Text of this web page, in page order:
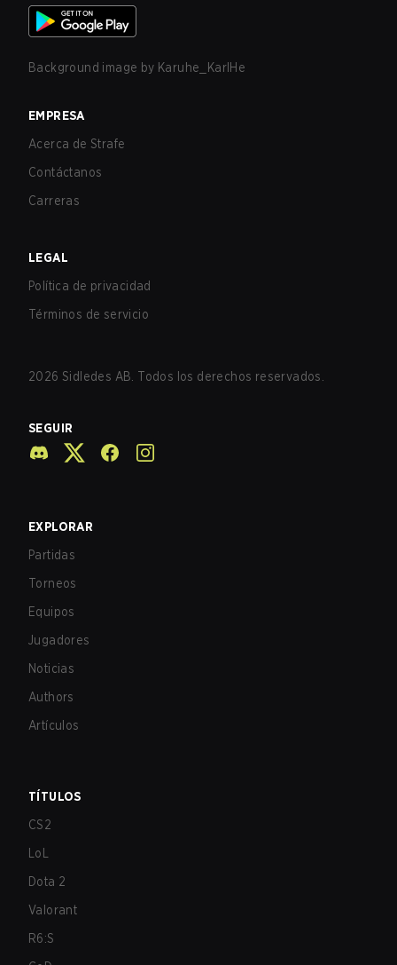
Background image by Karuhe_KarlHe
EMPRESA
Acerca de Strafe
Contáctanos
Carreras
LEGAL
Política de privacidad
Términos de servicio
2026 Sidledes AB. Todos los derechos reservados.
SEGUIR
EXPLORAR
Partidas
Torneos
Equipos
Jugadores
Noticias
Authors
Artículos
TÍTULOS
CS2
LoL
Dota 2
Valorant
R6:S